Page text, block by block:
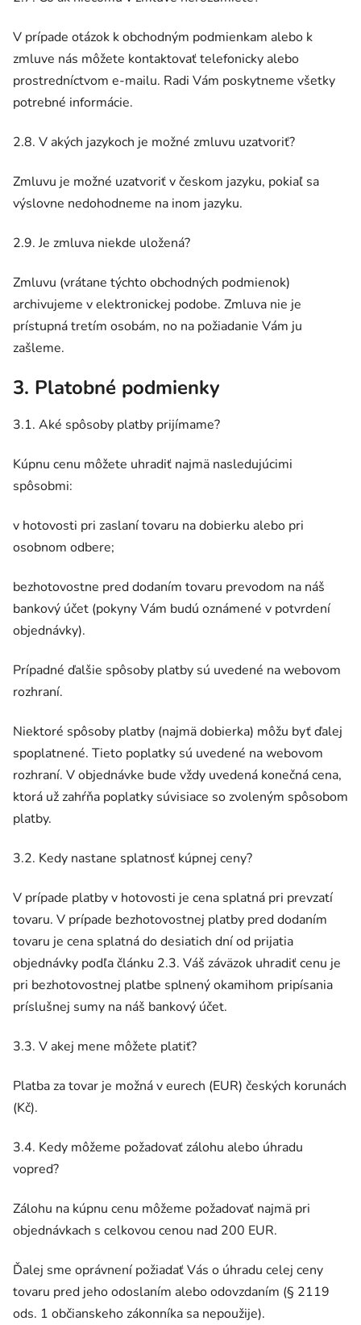
V prípade otázok k obchodným podmienkam alebo k
zmluve nás môžete kontaktovať telefonicky alebo
prostredníctvom e-mailu. Radi Vám poskytneme všetky
potrebné informácie.
2.8. V akých jazykoch je možné zmluvu uzatvoriť?
Zmluvu je možné uzatvoriť v českom jazyku, pokiaľ sa
výslovne nedohodneme na inom jazyku.
2.9. Je zmluva niekde uložená?
Zmluvu (vrátane týchto obchodných podmienok)
archivujeme v elektronickej podobe. Zmluva nie je
prístupná tretím osobám, no na požiadanie Vám ju
zašleme.
3. Platobné podmienky
3.1. Aké spôsoby platby prijímame?
Kúpnu cenu môžete uhradiť najmä nasledujúcimi
spôsobmi:
v hotovosti pri zaslaní tovaru na dobierku alebo pri
osobnom odbere;
bezhotovostne pred dodaním tovaru prevodom na náš
bankový účet (pokyny Vám budú oznámené v potvrdení
objednávky).
Prípadné ďalšie spôsoby platby sú uvedené na webovom
rozhraní.
Niektoré spôsoby platby (najmä dobierka) môžu byť ďalej
spoplatnené. Tieto poplatky sú uvedené na webovom
rozhraní. V objednávke bude vždy uvedená konečná cena,
ktorá už zahŕňa poplatky súvisiace so zvoleným spôsobom
platby.
3.2. Kedy nastane splatnosť kúpnej ceny?
V prípade platby v hotovosti je cena splatná pri prevzatí
tovaru. V prípade bezhotovostnej platby pred dodaním
tovaru je cena splatná do desiatich dní od prijatia
objednávky podľa článku 2.3. Váš záväzok uhradiť cenu je
pri bezhotovostnej platbe splnený okamihom pripísania
príslušnej sumy na náš bankový účet.
3.3. V akej mene môžete platiť?
Platba za tovar je možná v eurech (EUR) českých korunách
(Kč).
3.4. Kedy môžeme požadovať zálohu alebo úhradu
vopred?
Zálohu na kúpnu cenu môžeme požadovať najmä pri
objednávkach s celkovou cenou nad 200 EUR.
Ďalej sme oprávnení požiadať Vás o úhradu celej ceny
tovaru pred jeho odoslaním alebo odovzdaním (§ 2119
ods. 1 občianskeho zákonníka sa nepoužije).